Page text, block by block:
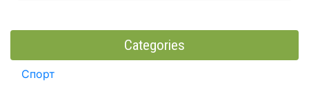
Categories
Спорт